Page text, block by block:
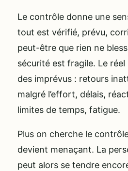
Le contrôle donne une
tout est vérifié, prévu,
peut-être que rien ne
sécurité est fragile. Le
des imprévus : retours
malgré l’effort, délais,
limites de temps, fatigue.
Plus on cherche le
devient menaçant. La
peut alors se tendre